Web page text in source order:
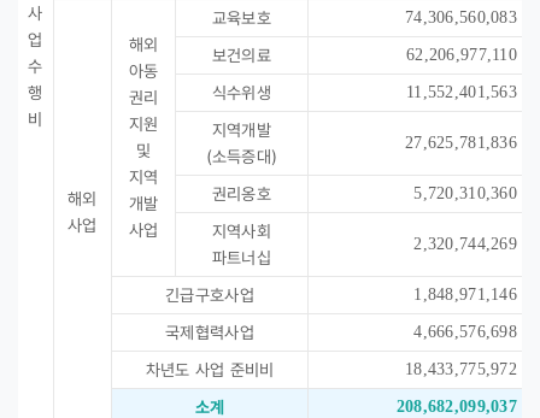
사
업
수
행
비
해외
사업
해외
아동
권리
지원
및
지역
개발
사업
교육보호 74,306,560,083
보건의료 62,206,977,110
식수위생 11,552,401,563
지역개발
(소득증대)
27,625,781,836
권리옹호 5,720,310,360
지역사회
파트너십
2,320,744,269
긴급구호사업 1,848,971,146
국제협력사업 4,666,576,698
차년도 사업 준비비 18,433,775,972
소계 208,682,099,037